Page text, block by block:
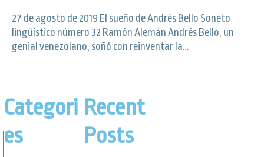
27 de agosto de 2019 El sueño de Andrés Bello Soneto
lingüístico número 32 Ramón Alemán Andrés Bello, un
genial venezolano, soñó con reinventar la…
Categori
es
Recent
Posts